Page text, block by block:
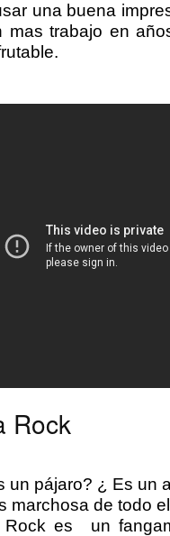
una buena
mas trabajo en
Rock
un pájaro? ¿ Es un
marchosa de todo
Rock es un